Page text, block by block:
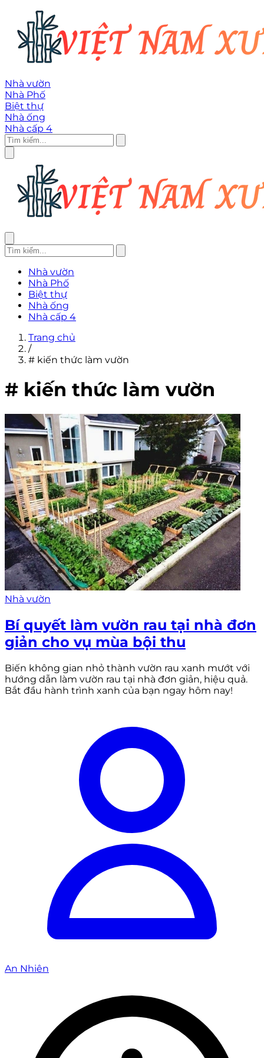
Nhà vườn
Nhà Phố
Biệt thự
Nhà ống
Nhà cấp 4
Nhà vườn
Nhà Phố
Biệt thự
Nhà ống
Nhà cấp 4
Trang chủ
/
# kiến thức làm vườn
# kiến thức làm vườn
Nhà vườn
Bí quyết làm vườn rau tại nhà đơn
giản cho vụ mùa bội thu
Biến không gian nhỏ thành vườn rau xanh mướt với
hướng dẫn làm vườn rau tại nhà đơn giản, hiệu quả.
Bắt đầu hành trình xanh của bạn ngay hôm nay!
An Nhiên